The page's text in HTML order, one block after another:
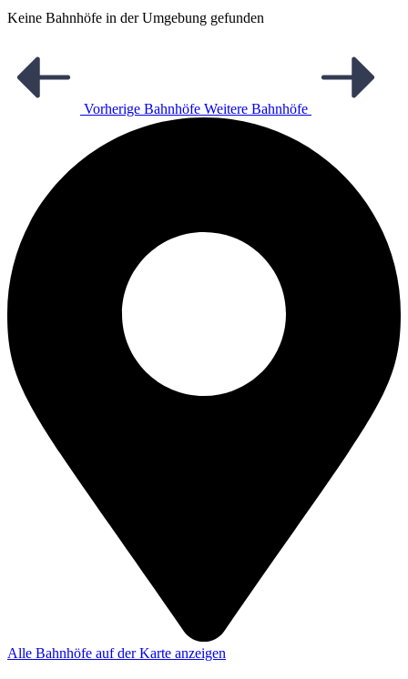
Keine Bahnhöfe in der Umgebung gefunden
Vorherige Bahnhöfe Weitere Bahnhöfe
Alle Bahnhöfe auf der Karte anzeigen